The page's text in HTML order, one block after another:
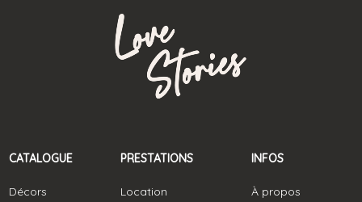
CATALOGUE
Décors
PRESTATIONS
Location
INFOS
À propos